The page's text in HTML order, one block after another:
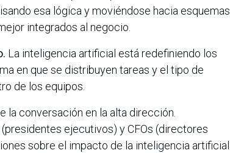
esa lógica y moviéndose hacia esquemas
integrados al negocio.
La inteligencia artificial está redefiniendo los
en que se distribuyen tareas y el tipo de
de los equipos.
la conversación en la alta dirección.
ejecutivos) y CFOs (directores
sobre el impacto de la inteligencia artificial